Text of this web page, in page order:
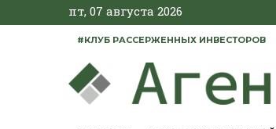
пт, 07 августа 2026
#КЛУБ РАССЕРЖЕННЫХ ИНВЕСТОРОВ